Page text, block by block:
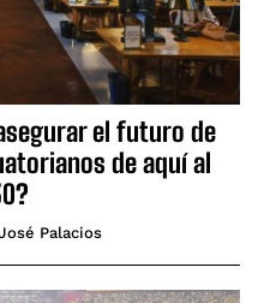
el futuro de
de aquí al
Palacios